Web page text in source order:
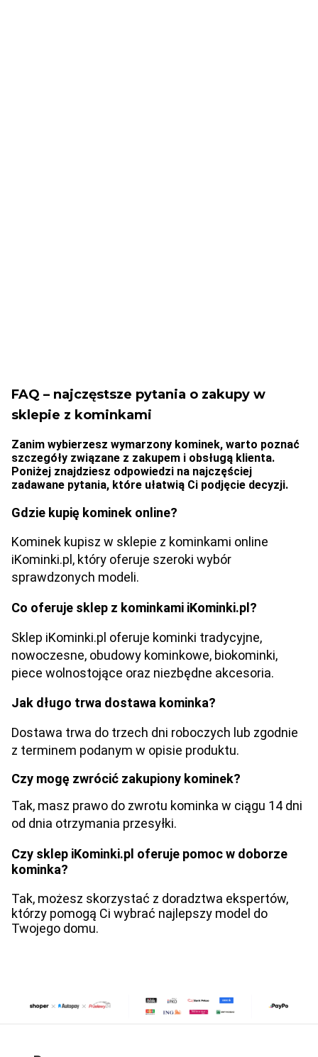
FAQ – najczęstsze pytania o zakupy w
sklepie z kominkami
Zanim wybierzesz wymarzony kominek, warto poznać
szczegóły związane z zakupem i obsługą klienta.
Poniżej znajdziesz odpowiedzi na najczęściej
zadawane pytania, które ułatwią Ci podjęcie decyzji.
Gdzie kupię kominek online?
Kominek kupisz w sklepie z kominkami online
iKominki.pl, który oferuje szeroki wybór
sprawdzonych modeli.
Co oferuje sklep z kominkami iKominki.pl?
Sklep iKominki.pl oferuje kominki tradycyjne,
nowoczesne, obudowy kominkowe, biokominki,
piece wolnostojące oraz niezbędne akcesoria.
Jak długo trwa dostawa kominka?
Dostawa trwa do trzech dni roboczych lub zgodnie
z terminem podanym w opisie produktu.
Czy mogę zwrócić zakupiony kominek?
Tak, masz prawo do zwrotu kominka w ciągu 14 dni
od dnia otrzymania przesyłki.
Czy sklep iKominki.pl oferuje pomoc w doborze
kominka?
Tak, możesz skorzystać z doradztwa ekspertów,
którzy pomogą Ci wybrać najlepszy model do
Twojego domu.